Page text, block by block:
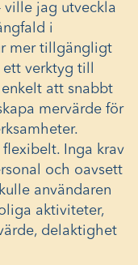
ville jag utveckla
i
mer tillgängligt
verktyg till
att snabbt
mervärde för
Inga krav
och oavsett
användaren
aktiviteter,
delaktighet